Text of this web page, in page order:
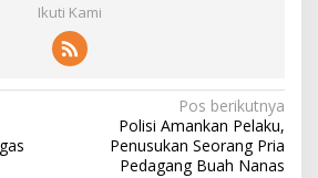
Ikuti Kami
Pos berikutnya
Polisi Amankan Pelaku,
Penusukan Seorang Pria
Pedagang Buah Nanas